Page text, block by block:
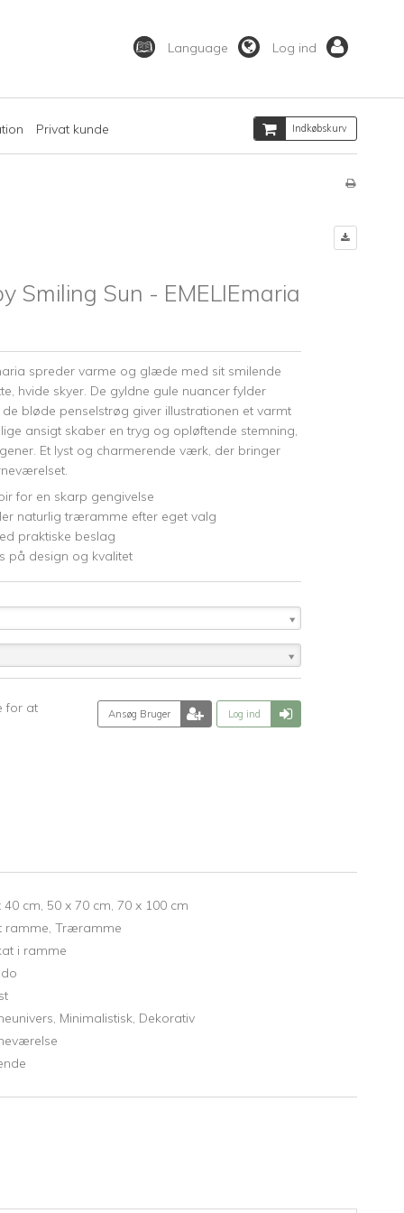
Log ind
Language
Privat kunde Indkøbskurv
Smiling Sun - EMELIEmaria
spreder varme og glæde med sit smilende
hvide skyer. De gyldne gule nuancer fylder
bløde penselstrøg giver illustrationen et varmt
ansigt skaber en tryg og opløftende stemning,
Et lyst og charmerende værk, der bringer
for en skarp gengivelse
naturlig træramme efter eget valg
praktiske beslag
på design og kvalitet
for at
Log ind
Ansøg Bruger
40 cm, 50 x 70 cm, 70 x 100 cm
ramme, Træramme
i ramme
Minimalistisk, Dekorativ